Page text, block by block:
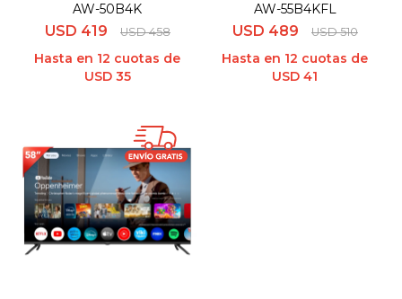
AW-50B4K
USD 419 USD 458
Hasta en 12 cuotas de
USD 35
AW-55B4KFL
USD 489 USD 510
Hasta en 12 cuotas de
USD 41